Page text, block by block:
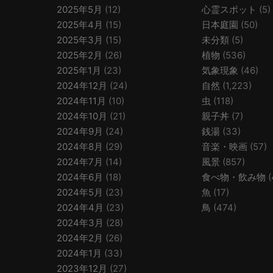
2025年5月 (12)
2025年4月 (15)
2025年3月 (15)
2025年2月 (26)
2025年1月 (23)
2024年12月 (24)
2024年11月 (10)
2024年10月 (21)
2024年9月 (24)
2024年8月 (29)
2024年7月 (14)
2024年6月 (18)
2024年5月 (23)
2024年4月 (23)
2024年3月 (28)
2024年2月 (26)
2024年1月 (33)
2023年12月 (27)
心霊スポット (5)
日本庭園 (50)
未分類 (5)
植物 (536)
気象現象 (46)
自然 (1,223)
虫 (118)
親子丼 (7)
銭湯 (33)
音楽・映画 (57)
風景 (857)
食べ物・飲み物
魚 (17)
鳥 (474)